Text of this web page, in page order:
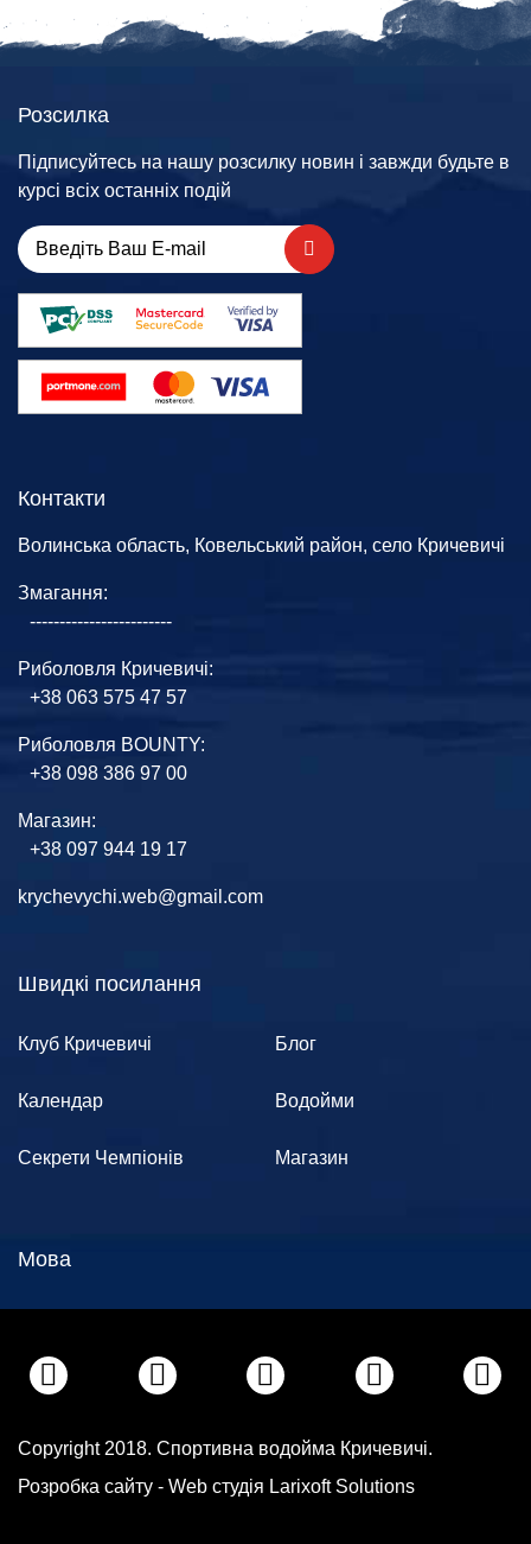
Розсилка
Підписуйтесь на нашу розсилку новин і завжди будьте в
курсі всіх останніх подій
Контакти
Волинська область, Ковельський район, село Кричевичі
Змагання:
------------------------
Риболовля Кричевичі:
+38 063 575 47 57
Риболовля BOUNTY:
+38 098 386 97 00
Магазин:
+38 097 944 19 17
krychevychi.web@gmail.com
Швидкі посилання
Клуб Кричевичі
Календар
Секрети Чемпіонів
Блог
Водойми
Магазин
Мова
Copyright 2018. Спортивна водойма Кричевичі.
Розробка сайту - Web студія Larixoft Solutions